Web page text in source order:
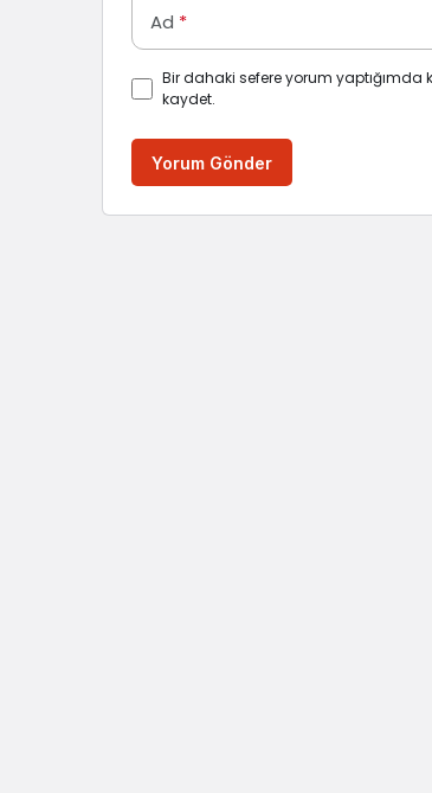
Ad *
Bir dahaki sefere yorum yaptığımda
kaydet.
Yorum Gönder